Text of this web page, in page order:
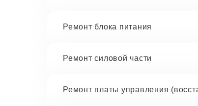
Ремонт блока питания
Ремонт силовой части
Ремонт платы управления